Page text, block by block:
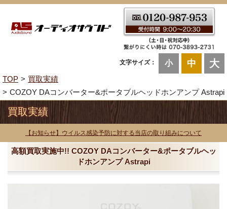
文字サイズ： 小 中 大
TOP
買取実績
COZOY DAコンバーター&ポータブルヘッドホンアンプ Astrapi
買取実績
【お知らせ】ウイルス感染予防に対する当店の取り組みについて
高額買取実施中!! COZOY DAコンバーター&ポータブルヘッ
ドホンアンプ Astrapi